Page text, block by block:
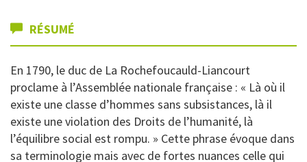
RÉSUMÉ
En 1790, le duc de La Rochefoucauld-Liancourt
proclame à l’Assemblée nationale française : « Là où il
existe une classe d’hommes sans subsistances, là il
existe une violation des Droits de l’humanité, là
l’équilibre social est rompu. » Cette phrase évoque dans
sa terminologie mais avec de fortes nuances celle qui